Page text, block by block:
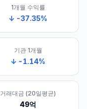
1개월 수익률
↓ -37.35%
기관 1개월
↓ -1.14%
거래대금 (20일평균)
49억